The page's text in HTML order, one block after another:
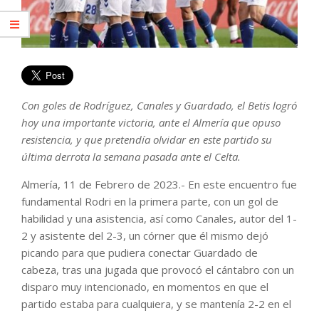
Con goles de Rodríguez, Canales y Guardado, el Betis logró
hoy una importante victoria, ante el Almería que opuso
resistencia, y que pretendía olvidar en este partido su
última derrota la semana pasada ante el Celta.
Almería, 11 de Febrero de 2023.- En este encuentro fue
fundamental Rodri en la primera parte, con un gol de
habilidad y una asistencia, así como Canales, autor del 1-
2 y asistente del 2-3, un córner que él mismo dejó
picando para que pudiera conectar Guardado de
cabeza, tras una jugada que provocó el cántabro con un
disparo muy intencionado, en momentos en que el
partido estaba para cualquiera, y se mantenía 2-2 en el